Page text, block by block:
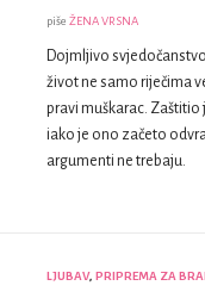
piše ŽENA VRSNA
Dojmljivo
život ne samo riječima
pravi muškarac. Zaštitio
iako je ono začeto
argumenti ne trebaju.
LJUBAV, PRIPREMA ZA